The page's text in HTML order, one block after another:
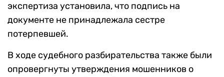
экспертиза установила, что подпись на
документе не принадлежала сестре
потерпевшей.
В ходе судебного разбирательства также были
опровергнуты утверждения мошенников о